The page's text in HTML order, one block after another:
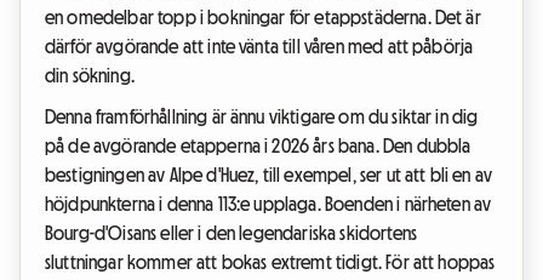
en omedelbar topp i bokningar för etappstäderna. Det är
därför avgörande att inte vänta till våren med att påbörja
din sökning.
Denna framförhållning är ännu viktigare om du siktar in dig
på de avgörande etapperna i 2026 års bana. Den dubbla
bestigningen av Alpe d'Huez, till exempel, ser ut att bli en av
höjdpunkterna i denna 113:e upplaga. Boenden i närheten av
Bourg-d'Oisans eller i den legendariska skidortens
sluttningar kommer att bokas extremt tidigt. För att hoppas